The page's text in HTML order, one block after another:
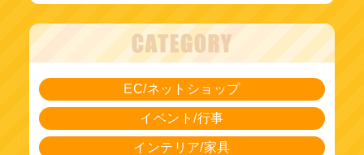
EC/ネットショップ
イベント/行事
インテリア/家具